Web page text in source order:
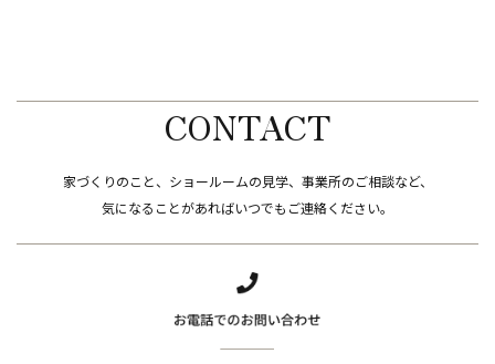
CONTACT
家づくりのこと、ショールームの見学、事業所のご相談など、
​​​​​​​気になることがあればいつでもご連絡ください。